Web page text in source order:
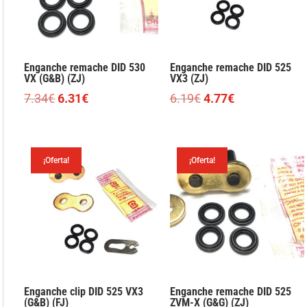
Enganche remache DID 530
VX (G&B) (ZJ)
7.34€El
era:
7.34€.
6.31€El
6.31€.
Enganche remache DID 525
VX3 (ZJ)
6.19€ El
era:
6.19€.
4.77€El
es:
4.77€.
¡Oferta!
Enganche clip DID 525 VX3
(G&B) (FJ)
¡Oferta!
Enganche remache DID 525
ZVM-X (G&G) (ZJ)